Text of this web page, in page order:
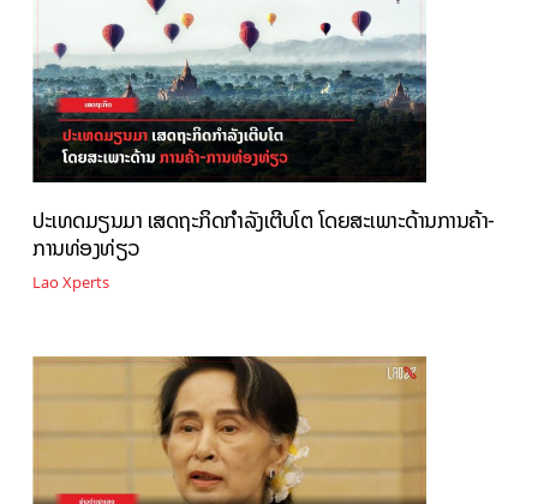
ປະເທດມຽນມາ ເສດຖະກິດກຳລັງເຕີບໂຕ ໂດຍສະເພາະດ້ານການຄ້າ-
ການທ່ອງທ່ຽວ
Lao Xperts